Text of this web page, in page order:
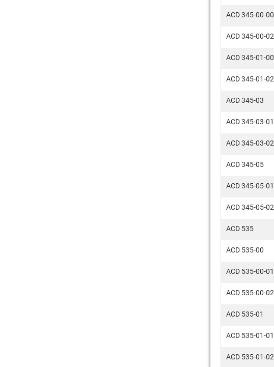
ACD 345-00-00
ACD 345-00-02
ACD 345-01-00
ACD 345-01-02
ACD 345-03
ACD 345-03-01
ACD 345-03-02
ACD 345-05
ACD 345-05-01
ACD 345-05-02
ACD 535
ACD 535-00
ACD 535-00-01
ACD 535-00-02
ACD 535-01
ACD 535-01-01
ACD 535-01-02